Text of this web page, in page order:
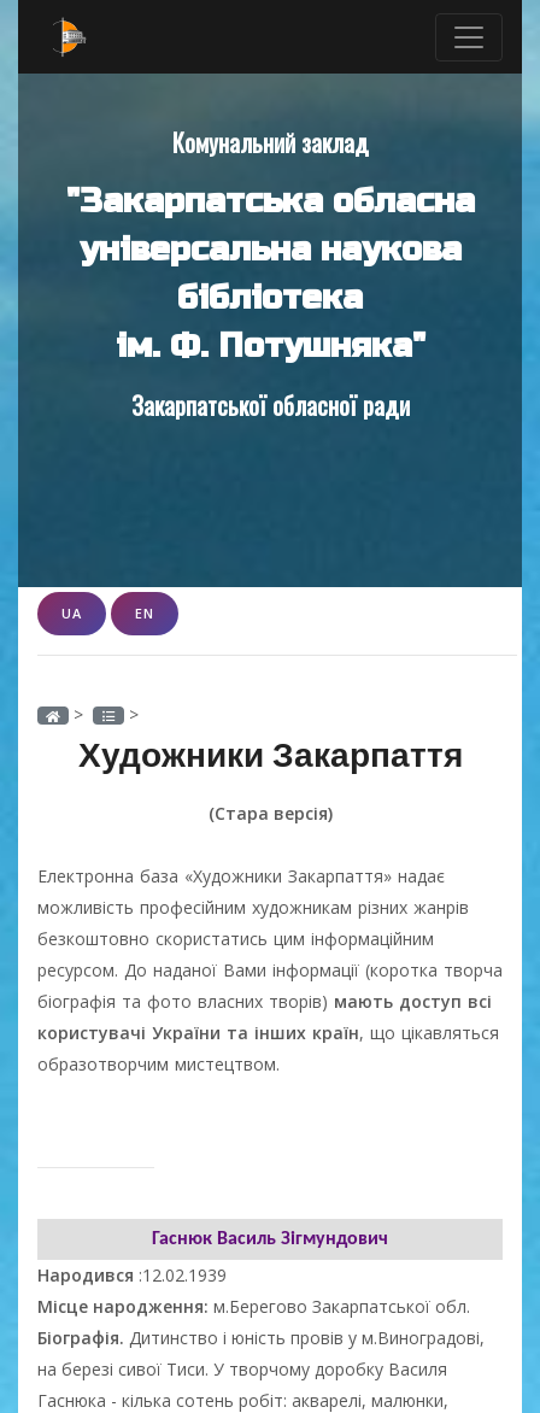
Комунальний заклад
"Закарпатська обласна
універсальна наукова
бібліотека
ім. Ф. Потушняка"
Закарпатської обласної ради
UA EN
> >
Художники Закарпаття
(Стара версія)
Електронна база «Художники Закарпаття» надає
можливість професійним художникам різних жанрів
безкоштовно скористатись цим інформаційним
ресурсом. До наданої Вами інформації (коротка творча
біографія та фото власних творів) мають доступ всі
користувачі України та інших країн, що цікавляться
образотворчим мистецтвом.
Гаснюк Василь Зігмундович
Народився :12.02.1939
Місце народження: м.Берегово Закарпатської обл.
Біографія. Дитинство і юність провів у м.Виноградові,
на березі сивої Тиси. У творчому доробку Василя
Гаснюка - кілька сотень робіт: акварелі, малюнки,